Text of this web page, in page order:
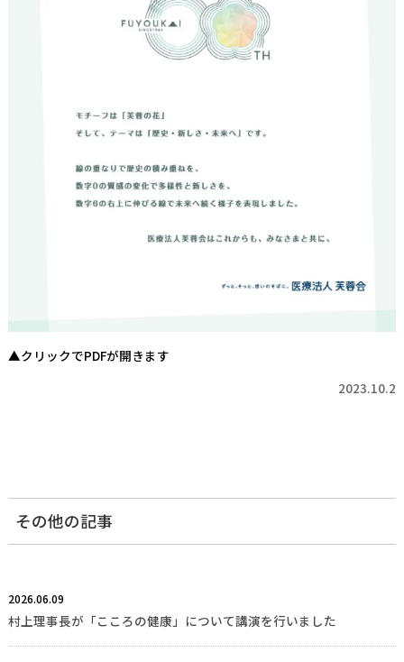
▲クリックでPDFが開きます
2023.10.2
その他の記事
2026.06.09
村上理事長が「こころの健康」について講演を行いました